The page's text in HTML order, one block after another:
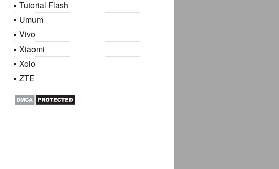
Tutorial Flash
Umum
Vivo
Xiaomi
Xolo
ZTE